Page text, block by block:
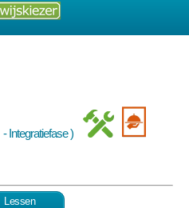
Integratiefase )
Lessen